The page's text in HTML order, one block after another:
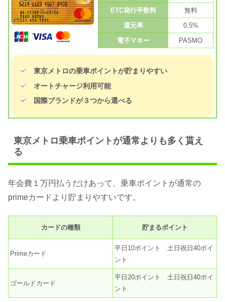
ETC発行手数料
無料
還元率
0.5%
電子マネー
PASMO
東京メトロの乗車ポイントが貯まりやすい
オートチャージ利用可能
国際ブランドが３つから選べる
東京メトロ乗車ポイントが通常よりも多く貰え
る
年会費１万円払うだけあって、乗車ポイントが通常の
primeカードより貯まりやすいです。
カードの種類 貯まるポイント
Primeカード
平日10ポイント 土日祝日40ポイ
ント
ゴールドカード
平日20ポイント 土日祝日40ポイ
ント